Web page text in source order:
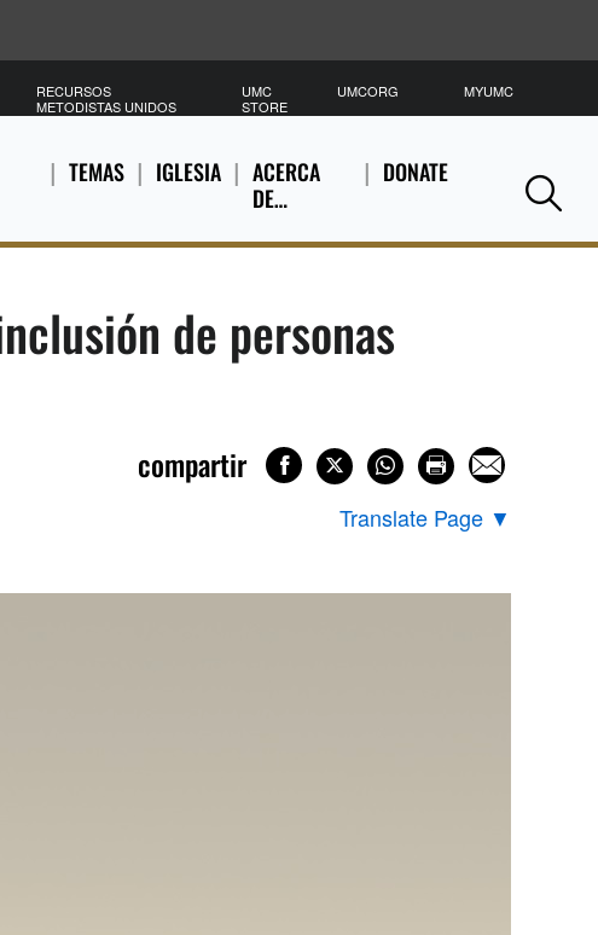
TEMAS IGLESIA
ACERCA
DE…
DONATE
RECURSOS
METODISTAS UNIDOS
UMC
STORE
UMCORG MYUMC
de personas
compartir
Translate Page ▼